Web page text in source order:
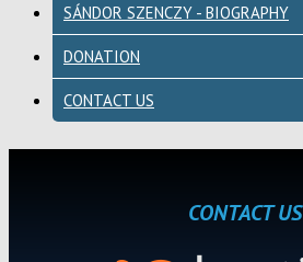
SÁNDOR SZENCZY - BIOGRAPHY
DONATION
CONTACT US
CONTACT US